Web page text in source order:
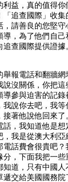
利益，真的值得
追查國際」收集
，請善良的您堅
，為了他們自己
追查國際提供證
報電話和翻牆網
說沒關係，你把
參與迫害的記錄
說你去吧，我等
著他說他回來了
話，我知道他是想
，我是從澳大利
電話費會很貴吧
分，下面我把一
道，只有中國人
遞交給美國國務